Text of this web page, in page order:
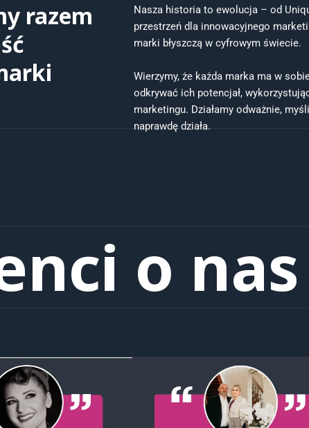
razem
Nasza historia to ewolucja – od
przestrzeń dla innowacyjnego
marki błyszczą w cyfrowym świecie.
Wierzymy, że każda marka ma w
odkrywać ich potencjał,
marketingu. Działamy odważnie,
naprawdę działa.
o nas